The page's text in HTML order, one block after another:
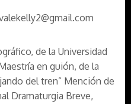
de la Universidad
en guión, de la
del tren” Mención de
Dramaturgia Breve,